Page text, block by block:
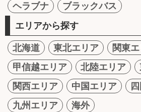
ヘラブナ
ブラックバス
エリアから探す
北海道 東北エリア
関東
甲信越エリア
北陸エリア
関西エリア
中国エリア
九州エリア
海外